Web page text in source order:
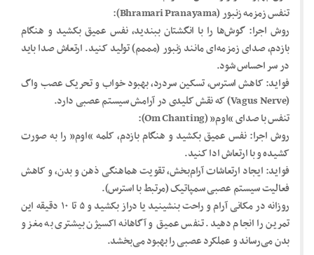
تنفس زمزمه زنبور (Bhramari Pranayama):
روش اجرا: گوش‌ها را با انگشتان ببندید، نفس عمیق بکشید و هنگام
بازدم، صدای زمزمه‌ای مانند زنبور (مممم) تولید کنید. ارتعاش صدا باید
در سر احساس شود.
فواید: کاهش استرس، تسکین سردرد، بهبود خواب و تحریک عصب واگ
(Vagus Nerve) که نقش کلیدی در آرامش سیستم عصبی دارد.
تنفس با صدای “اوم” (Om Chanting):
روش اجرا: نفس عمیق بکشید و هنگام بازدم، کلمه “اوم” را به صورت
کشیده و با ارتعاش ادا کنید.
فواید: ایجاد ارتعاشات آرام‌بخش، تقویت هماهنگی ذهن و بدن، و کاهش
فعالیت سیستم عصبی سمپاتیک (مرتبط با استرس).
روزانه در مکانی آرام و راحت بنشینید یا دراز بکشید و ۵ تا ۱۰ دقیقه این
تمرین را انجام دهید. تنفس عمیق و آگاهانه اکسیژن بیشتری به مغز و
بدن می‌رساند و عملکرد عصبی را بهبود می‌بخشد.